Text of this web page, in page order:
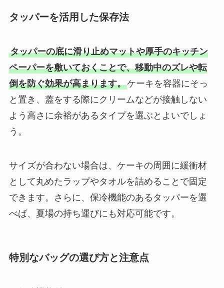
タッパーを活用した保存法
タッパーの底に滑り止めマットや厚手のキッチン
ペーパーを敷いておくことで、移動中のズレや転
倒を防ぐ効果が高まります。ケーキを容器にそっ
と置き、蓋をする際にクリームなどが接触しない
よう高さに余裕があるタイプを選ぶとよいでしょ
う。
サイズが合わない場合は、ケーキの周囲に緩衝材
として丸めたラップやタオルを詰めることで固定
できます。さらに、保冷機能のあるタッパーを選
べば、夏場の持ち運びにも対応可能です。
特別なバッグの選び方と注意点